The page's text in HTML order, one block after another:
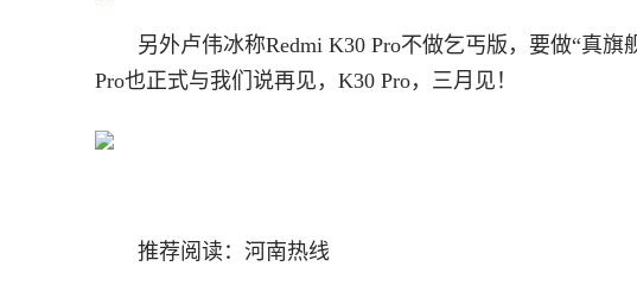
另外卢伟冰称Redmi K30 Pro不做乞丐版，要做“真
Pro也正式与我们说再见，K30 Pro，三月见！
推荐阅读： 河南热线